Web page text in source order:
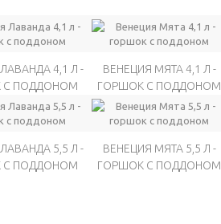
4,1 Л -
С ПОДДОНОМ
ВЕНЕЦИЯ МЯТА 4,1 Л -
ГОРШОК С ПОДДОНОМ
5,5 Л -
С ПОДДОНОМ
ВЕНЕЦИЯ МЯТА 5,5 Л -
ГОРШОК С ПОДДОНОМ